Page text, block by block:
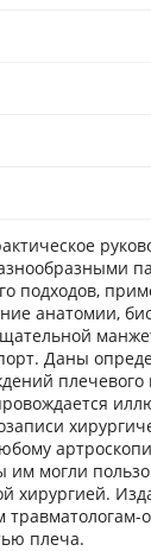
подходов,
анатомии,
Даны
плечевого
им могли
хирургией.
плеча.